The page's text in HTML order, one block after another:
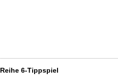
Reihe 6-Tippspiel